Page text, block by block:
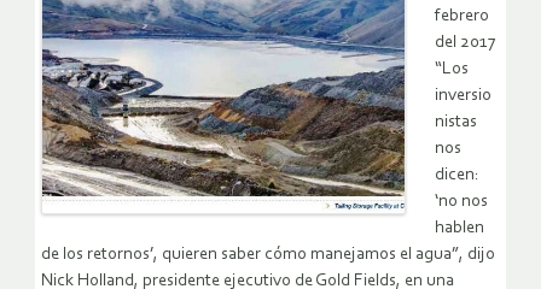
febrero
del 2017
“Los
inversio
nistas
nos
dicen:
‘no nos
hablen
de los retornos’, quieren saber cómo manejamos el agua”, dijo
Nick Holland, presidente ejecutivo de Gold Fields, en una